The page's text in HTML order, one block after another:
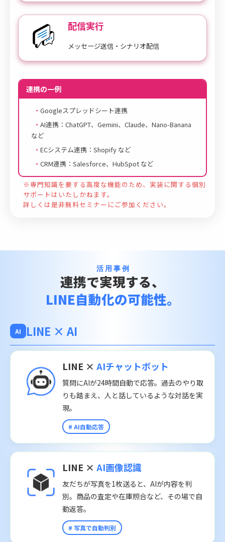
配信実行
メッセージ送信・シナリオ配信
連携の一例
Googleスプレッドシート連携
AI連携：ChatGPT、Gemini、Claude、Nano-Banana
など
ECシステム連携：Shopify など
CRM連携：Salesforce、HubSpot など
※専門知識を要する高度な機能のため、実装に関する個別
サポートはいたしかねます。
詳しくは是非無料セミナーにご参加ください。
活用事例
連携で実現する、
LINE自動化の可能性。
AI LINE × AI
LINE × AIチャットボット
質問にAIが24時間自動で応答。過去のやり取
りも踏まえ、人と話しているような対話を実
現。
# AI自動応答
LINE × AI画像認識
友だちが写真を1枚送ると、AIが内容を判
別。商品の査定や在庫照合など、その場で自
動返答。
# 写真で自動判別